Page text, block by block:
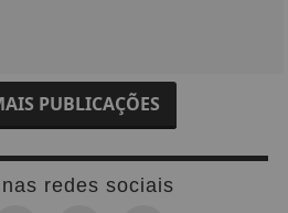
PUBLICAÇÕES
redes sociais